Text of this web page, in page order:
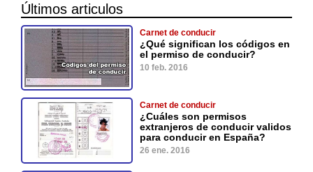
Últimos articulos
Carnet de conducir
¿Qué significan los códigos en
el permiso de conducir?
10 feb. 2016
Carnet de conducir
¿Cuáles son permisos
extranjeros de conducir validos
para conducir en España?
26 ene. 2016